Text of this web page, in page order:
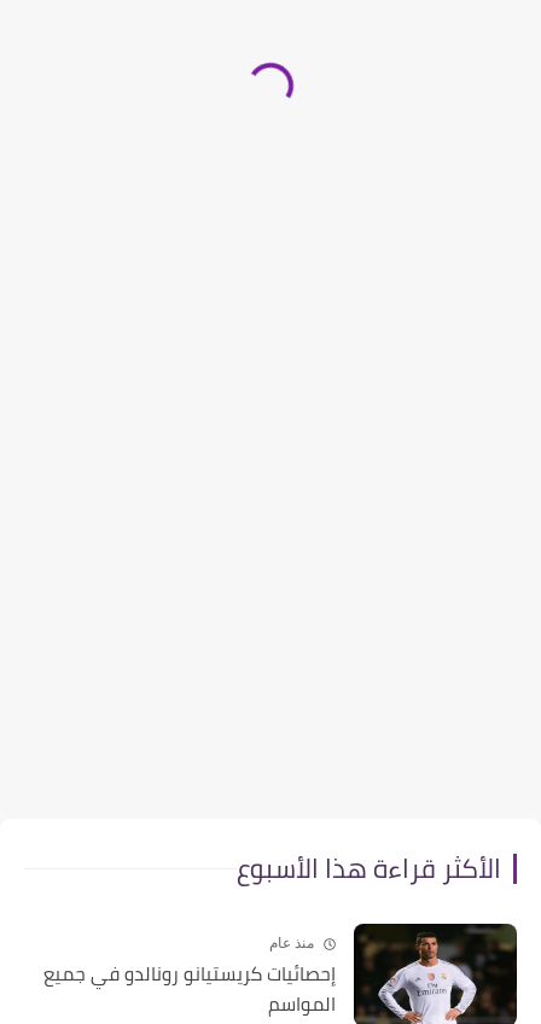
الأكثر قراءة هذا الأسبوع
منذ عام
إحصائيات كريستيانو رونالدو في جميع
المواسم